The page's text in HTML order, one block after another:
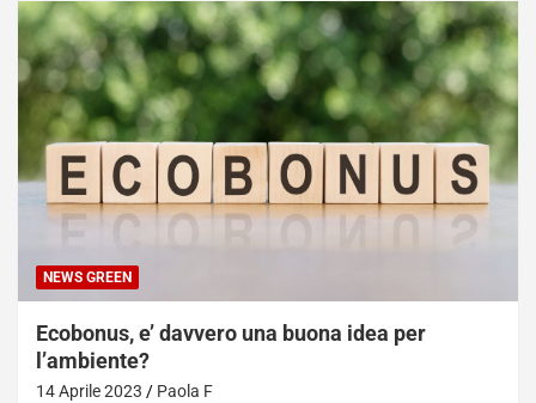
NEWS GREEN
Ecobonus, e’ davvero una buona idea per
l’ambiente?
14 Aprile 2023 Paola F